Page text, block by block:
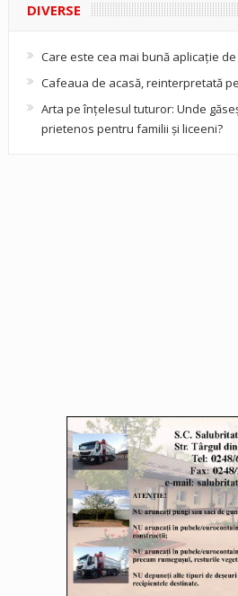
DIVERSE
Care este cea mai bună aplicație
Cafeaua de acasă, reinterpretată
Arta pe înțelesul tuturor: Unde
prietenos pentru familii și liceeni?